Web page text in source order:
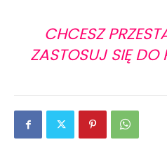
CHCESZ
ZASTOSUJ SIĘ DO